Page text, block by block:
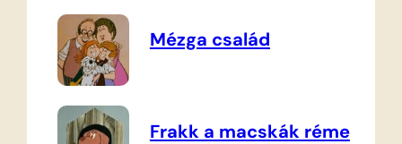
Mézga család
Frakk a macskák réme